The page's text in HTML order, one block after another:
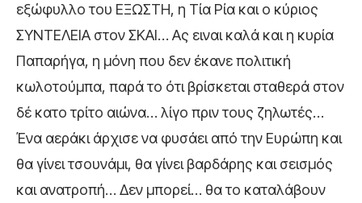
εξώφυλλο του ΕΞΩΣΤΗ, η Τία Ρία και ο κύριος
ΣΥΝΤΕΛΕΙΑ στον ΣΚΑΙ… Ας ειναι καλά και η κυρία
Παπαρήγα, η μόνη που δεν έκανε πολιτική
κωλοτούμπα, παρά το ότι βρίσκεται σταθερά στον
δέ κατο τρίτο αιώνα… λίγο πριν τους ζηλωτές…
Ένα αεράκι άρχισε να φυσάει από την Ευρώπη και
θα γίνει τσουνάμι, θα γίνει βαρδάρης και σεισμός
και ανατροπή… Δεν μπορεί… θα το καταλάβουν